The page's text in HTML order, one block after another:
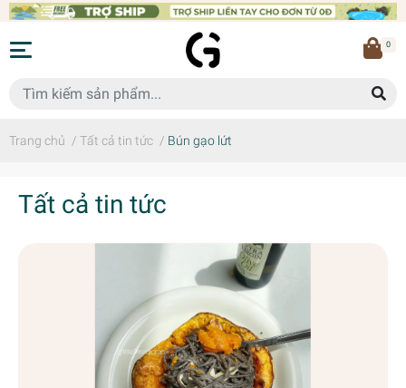
0
Trang chủ / Tất cả tin tức / Bún gạo lứt
Tất cả tin tức